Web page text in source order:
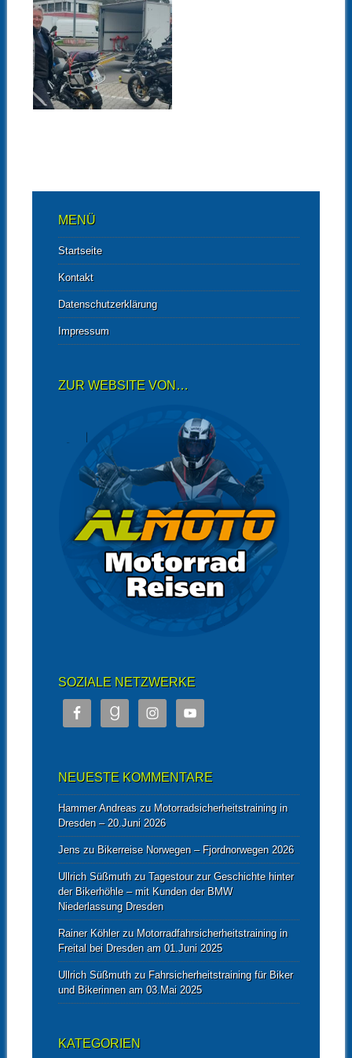
03.05.22
UNSERE
MOTORRADREISE
DURCH
GRIECHENLAND –
10 TAGE
KURVENZAUBER
DURCH DIE
▶
MENÜ
Startseite
Kontakt
Datenschutzerklärung
Impressum
ZUR WEBSITE VON…
SOZIALE NETZWERKE
NEUESTE KOMMENTARE
Hammer Andreaszu Motorradsicherheitstraining in
Dresden – 20.Juni 2026
Jenszu Bikerreise Norwegen – Fjordnorwegen 2026
Ullrich Süßmuthzu Tagestour zur Geschichte hinter
der Bikerhöhle – mit Kunden der BMW
Niederlassung Dresden
Rainer Köhlerzu Motorradfahrsicherheitstraining in
Freital bei Dresden am 01.Juni 2025
Ullrich Süßmuthzu Fahrsicherheitstraining für Biker
und Bikerinnen am 03.Mai 2025
KATEGORIEN